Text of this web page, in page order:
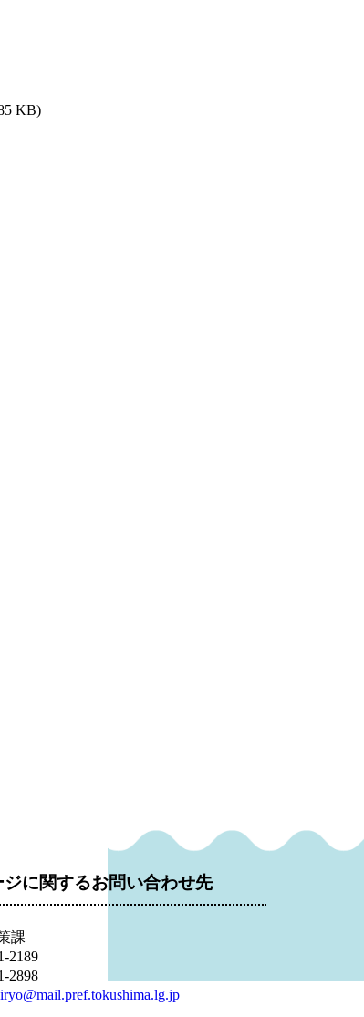
KB)
に関するお問い合わせ先
課
2189
2898
iryo@mail.pref.tokushima.lg.jp